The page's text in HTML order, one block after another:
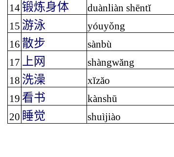
14锻炼身体 duànliàn shēntĭ
15 游泳 yóuyǒng
16 散步 sànbù
17
上网 shàngwăng
18 洗澡 xĭzăo
19 看书 kànshū
20 睡觉 shuìjiào